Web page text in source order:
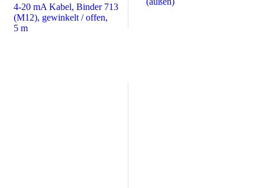
4-20 mA Kabel, Binder 713
(M12), gewinkelt / offen,
5 m